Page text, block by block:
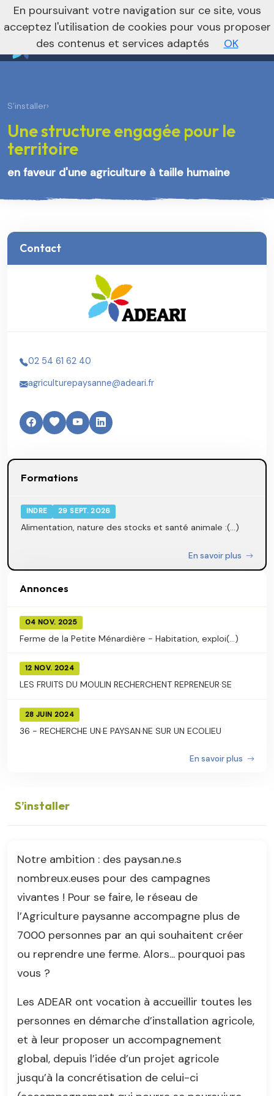
Vers le site régional Vers le site national
nivo_2026: 1
S’installer›
Une structure engagée pour le
territoire
en faveur d'une agriculture à taille humaine
Contact
02 54 61 62 40
agriculturepaysanne@adeari.fr
Formations
INDRE 29 SEPT. 2026
Alimentation, nature des stocks et santé animale :(...)
En savoir plus
Annonces
04 NOV. 2025
Ferme de la Petite Ménardière - Habitation, exploi(...)
12 NOV. 2024
LES FRUITS DU MOULIN RECHERCHENT REPRENEUR·SE
28 JUIN 2024
36 - RECHERCHE UN·E PAYSAN·NE SUR UN ECOLIEU
En savoir plus
S’installer
Notre ambition : des paysan.ne.s
nombreux.euses pour des campagnes
vivantes ! Pour se faire, le réseau de
l’Agriculture paysanne accompagne plus de
7000 personnes par an qui souhaitent créer
ou reprendre une ferme. Alors... pourquoi pas
vous ?
Les ADEAR ont vocation à accueillir toutes les
personnes en démarche d’installation agricole,
et à leur proposer un accompagnement
global, depuis l’idée d’un projet agricole
jusqu’à la concrétisation de celui-ci
En poursuivant votre navigation sur ce site, vous
acceptez l'utilisation de cookies pour vous proposer
des contenus et services adaptés
OK